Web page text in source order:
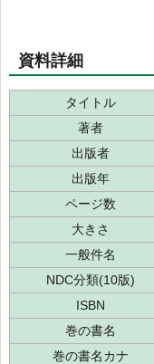
資料詳細
タイトル
著者
出版者
出版年
ページ数
大きさ
一般件名
NDC分類(10版)
ISBN
巻の書名
巻の書名カナ